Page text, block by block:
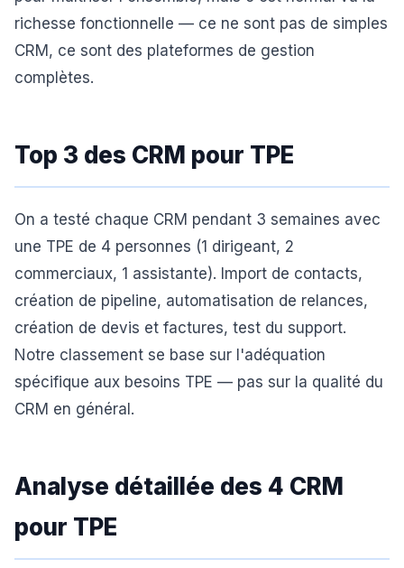
richesse fonctionnelle — ce ne sont pas de simples
CRM, ce sont des plateformes de gestion
complètes.
Top 3 des CRM pour TPE
On a testé chaque CRM pendant 3 semaines avec
une TPE de 4 personnes (1 dirigeant, 2
commerciaux, 1 assistante). Import de contacts,
création de pipeline, automatisation de relances,
création de devis et factures, test du support.
Notre classement se base sur l'adéquation
spécifique aux besoins TPE — pas sur la qualité du
CRM en général.
Analyse détaillée des 4 CRM
pour TPE